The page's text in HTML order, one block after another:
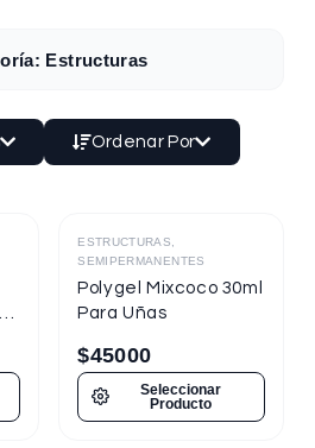
Estructuras
Ordenar Por
Destacado
ESTRUCTURAS,
SEMIPERMANENTES
Polygel Mixcoco 30ml
Para Uñas
$45000
Seleccionar
Producto